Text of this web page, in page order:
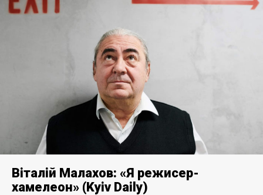
Віталій Малахов: «Я режисер-
хамелеон» (Kyiv Daily)